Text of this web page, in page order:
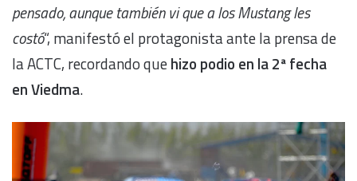
pensado, aunque también vi que a los Mustang les
costó“, manifestó el protagonista ante la prensa de
la ACTC, recordando quehizo podio en la 2ª fecha
en Viedma.